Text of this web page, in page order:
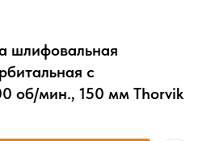
шлифовальная
с
об/мин., 150 мм Thorvik